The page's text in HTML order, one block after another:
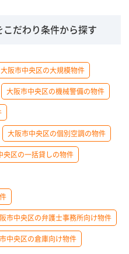
だわり条件から探す
大阪市中央区の大規模物件
大阪市中央区の機械警備の物件
大阪市中央区の個別空調の物件
央区の一括貸しの物件
市中央区の弁護士事務所向け物件
中央区の倉庫向け物件